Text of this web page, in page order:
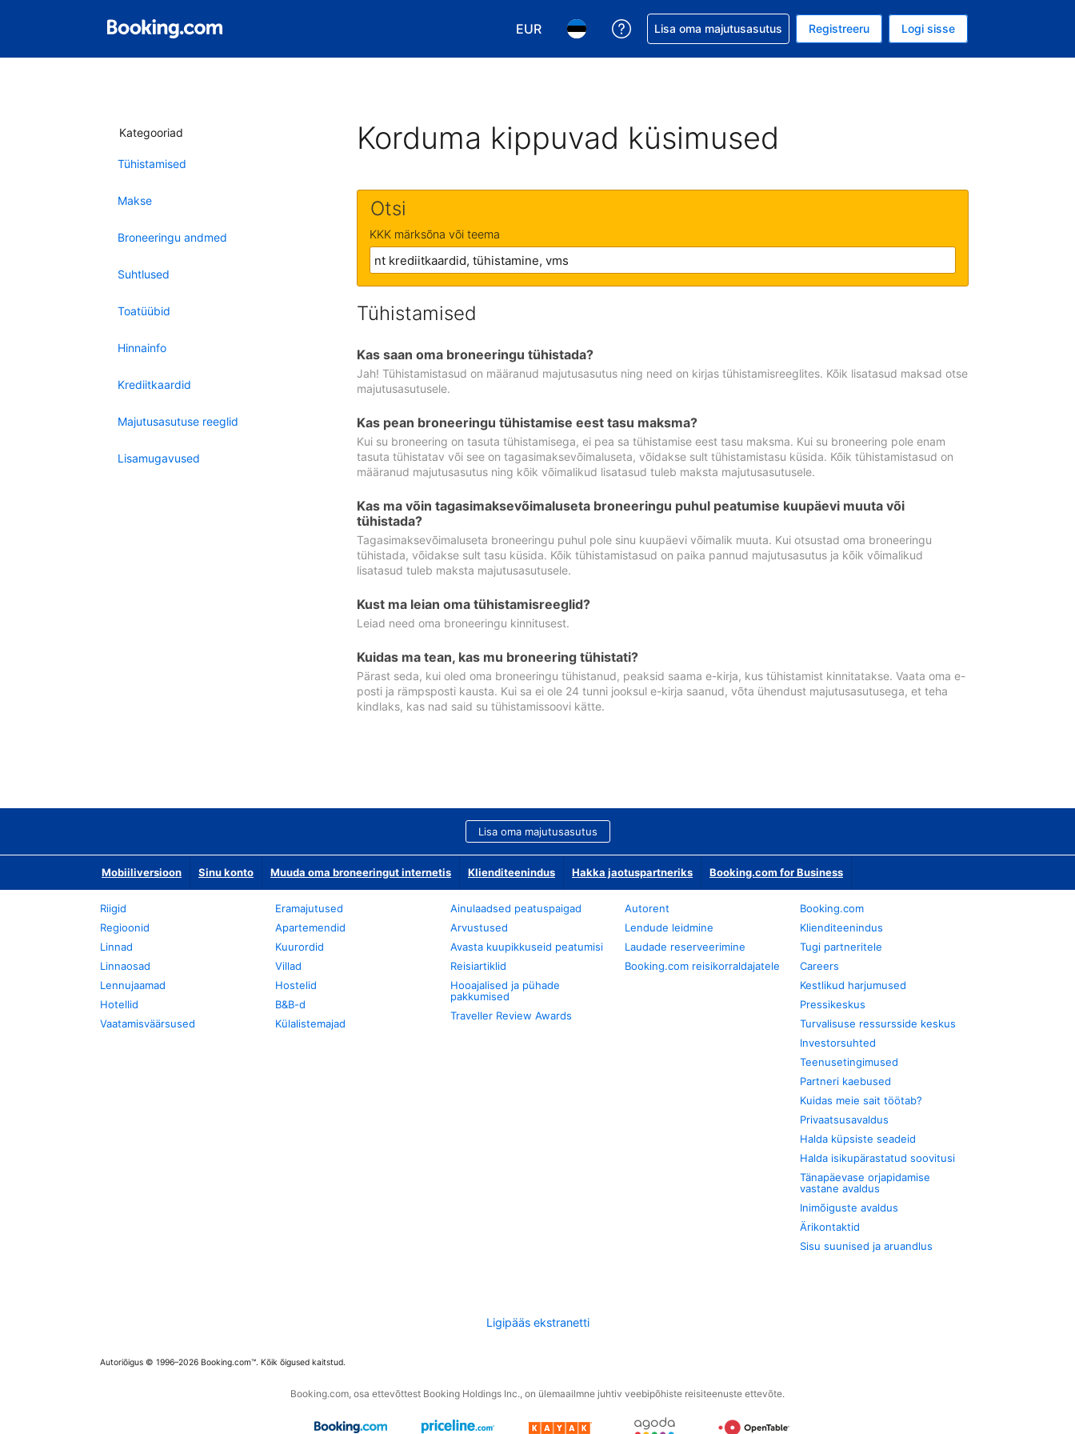
EUR
Vali valuuta. Praegune valitud valuuta on EUR
Vali keel. Praegune valitud keel on Eesti keeles
Saa broneeringuga abi
Lisa oma majutusasutus Registreeru Logi sisse
Kategooriad
Tühistamised
Makse
Broneeringu andmed
Suhtlused
Toatüübid
Hinnainfo
Krediitkaardid
Majutusasutuse reeglid
Lisamugavused
Korduma kippuvad küsimused
Otsi
KKK märksõna või teema
Tühistamised
Kas saan oma broneeringu tühistada?
Jah! Tühistamistasud on määranud majutusasutus ning need on kirjas tühistamisreeglites. Kõik lisatasud maksad otse
majutusasutusele.
Kas pean broneeringu tühistamise eest tasu maksma?
Kui su broneering on tasuta tühistamisega, ei pea sa tühistamise eest tasu maksma. Kui su broneering pole enam
tasuta tühistatav või see on tagasimaksevõimaluseta, võidakse sult tühistamistasu küsida. Kõik tühistamistasud on
määranud majutusasutus ning kõik võimalikud lisatasud tuleb maksta majutusasutusele.
Kas ma võin tagasimaksevõimaluseta broneeringu puhul peatumise kuupäevi muuta või
tühistada?
Tagasimaksevõimaluseta broneeringu puhul pole sinu kuupäevi võimalik muuta. Kui otsustad oma broneeringu
tühistada, võidakse sult tasu küsida. Kõik tühistamistasud on paika pannud majutusasutus ja kõik võimalikud
lisatasud tuleb maksta majutusasutusele.
Kust ma leian oma tühistamisreeglid?
Leiad need oma broneeringu kinnitusest.
Kuidas ma tean, kas mu broneering tühistati?
Pärast seda, kui oled oma broneeringu tühistanud, peaksid saama e-kirja, kus tühistamist kinnitatakse. Vaata oma e-
posti ja rämpsposti kausta. Kui sa ei ole 24 tunni jooksul e-kirja saanud, võta ühendust majutusasutusega, et teha
kindlaks, kas nad said su tühistamissoovi kätte.
Lisa oma majutusasutus
Mobiiliversioon Sinu konto Muuda oma broneeringut internetis Klienditeenindus Hakka jaotuspartneriks Booking.com for Business
Riigid
Regioonid
Linnad
Linnaosad
Lennujaamad
Hotellid
Vaatamisväärsused
Eramajutused
Apartemendid
Kuurordid
Villad
Hostelid
B&B-d
Külalistemajad
Ainulaadsed peatuspaigad
Arvustused
Avasta kuupikkuseid peatumisi
Reisiartiklid
Hooajalised ja pühade
pakkumised
Traveller Review Awards
Autorent
Lendude leidmine
Laudade reserveerimine
Booking.com reisikorraldajatele
Booking.com
Klienditeenindus
Tugi partneritele
Careers
Kestlikud harjumused
Pressikeskus
Turvalisuse ressursside keskus
Investorsuhted
Teenusetingimused
Partneri kaebused
Kuidas meie sait töötab?
Privaatsusavaldus
Halda küpsiste seadeid
Halda isikupärastatud soovitusi
Tänapäevase orjapidamise
vastane avaldus
Inimõiguste avaldus
Ärikontaktid
Sisu suunised ja aruandlus
Ligipääs ekstranetti
Autoriõigus © 1996–2026 Booking.com™. Kõik õigused kaitstud.
Booking.com, osa ettevõttest Booking Holdings Inc., on ülemaailmne juhtiv veebipõhiste reisiteenuste ettevõte.